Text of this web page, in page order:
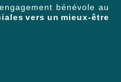
bénévole au
vers un mieux-être